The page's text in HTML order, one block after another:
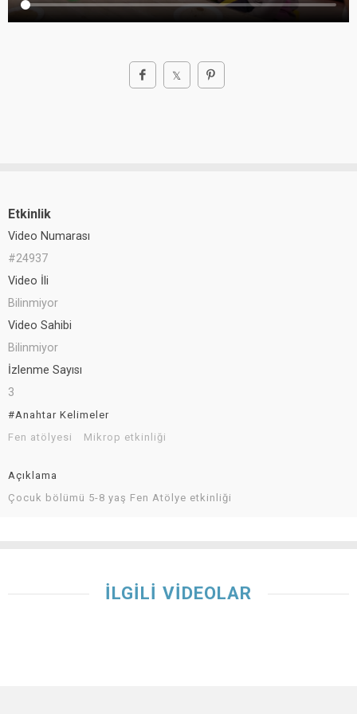
Etkinlik
Video Numarası
#24937
Video İli
Bilinmiyor
Video Sahibi
Bilinmiyor
İzlenme Sayısı
3
#Anahtar Kelimeler
Fen atölyesi
Mikrop etkinliği
Açıklama
Çocuk bölümü 5-8 yaş Fen Atölye etkinliği
İLGİLİ VİDEOLAR